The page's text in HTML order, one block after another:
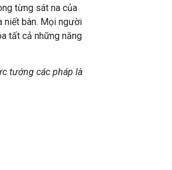
từng sát na của
niết bàn. Mọi người
tất cả những năng
tướng các pháp là